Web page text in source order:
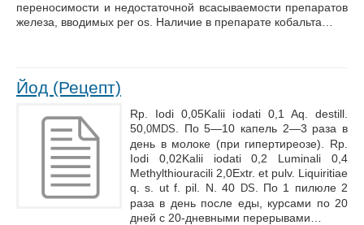
переносимости и недостаточной всасываемости препаратов
железа, вводимых per os. Наличие в препарате кобальта…
Йод (Рецепт)
Rp. Iodi 0,05Kalii iodati 0,1 Aq. destill.
50, 0MDS
. По 5—10 капель 2—3 раза в
день в молоке (при гипертиреозе). Rp.
Iodi 0,02Kalii iodati 0,2 Luminali 0,4
Methylthiouracili 2,0Extr. et pulv. Liquiritiae
q. s. ut f. pil. N. 40
DS
. По 1 пилюле 2
раза в день после еды, курсами по 20
дней с 20-дневными перерывами…